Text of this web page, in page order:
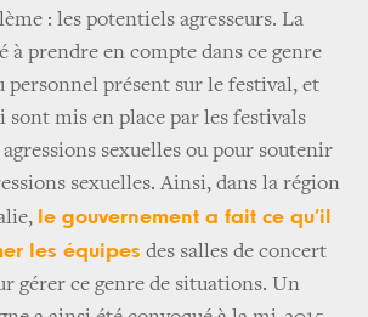
: les potentiels agresseurs. La
à prendre en compte dans ce genre
personnel présent sur le festival, et
sont mis en place par les festivals
sexuelles ou pour soutenir
sexuelles. Ainsi, dans la région
le gouvernement a fait ce qu’il
les équipes des salles de concert
gérer ce genre de situations. Un